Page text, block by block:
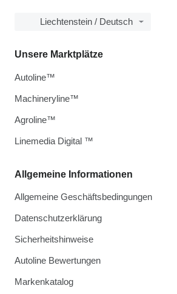
Liechtenstein / Deutsch
Allgemeine Informationen
Allgemeine Geschäftsbedingungen
Datenschutzerklärung
Sicherheitshinweise
Autoline Bewertungen
Markenkatalog
Unsere Marktplätze
Autoline™
Machineryline™
Agroline™
Linemedia Digital ™